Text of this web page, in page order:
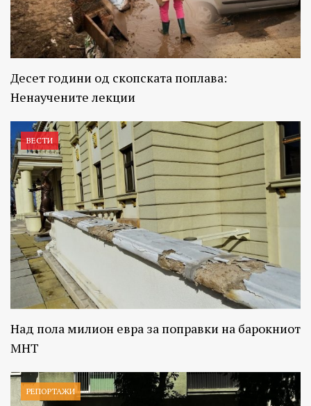
Десет години од скопската поплава:
Ненаучените лекции
ВЕСТИ
Над пола милион евра за поправки на барокниот
МНТ
РЕПОРТАЖИ